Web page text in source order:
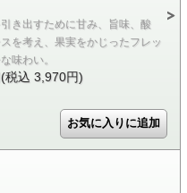
き出すために甘み、旨味、酸
を考え、果実をかじったフレッ
味わい。
税込 3,970円)